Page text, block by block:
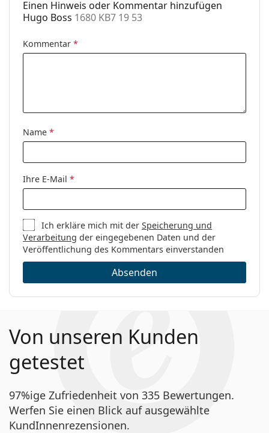
Accessories
Reinigungstuch: Ja
Kategorie:
Brillen
Marke:
Einen Hinweis oder Kommentar hinzufügen
Hugo Boss 1680 KB7 19 53
Kommentar *
Name *
Ihre E-Mail *
Ich erkläre mich mit derSpeicherung und
Verarbeitung der eingegebenen Daten und der
Veröffentlichung des Kommentars einverstanden
Absenden
Von unseren Kunden
getestet
97%ige Zufriedenheit von 335 Bewertungen.
Werfen Sie einen Blick auf ausgewählte
KundInnenrezensionen.